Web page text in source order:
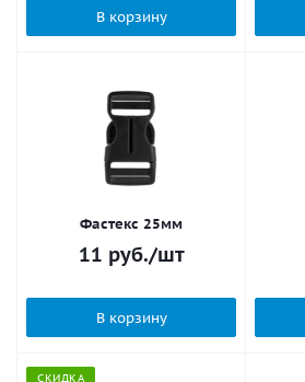
В корзину
Фастекс 25мм
11 руб./шт
В корзину
СКИДКА